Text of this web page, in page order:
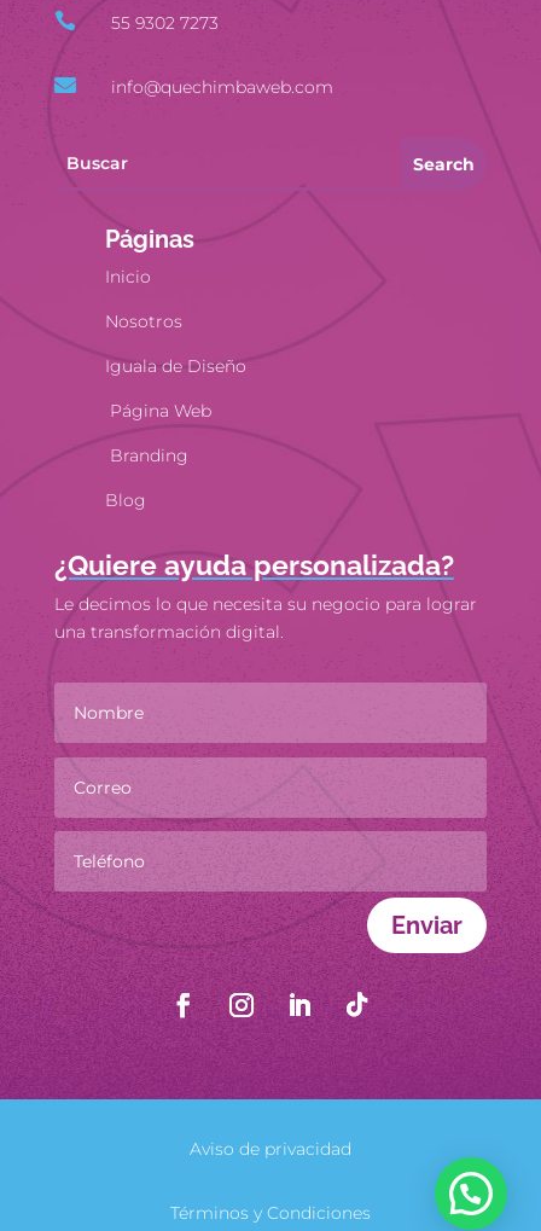
 55 9302 7273
 info@quechimbaweb.com
Páginas
Inicio
Nosotros
Iguala de Diseño
Página Web
Branding
Blog
¿Quiere ayuda personalizada?
Le decimos lo que necesita su negocio para lograr
una transformación digital.
Enviar
Aviso de privacidad
Términos y Condiciones